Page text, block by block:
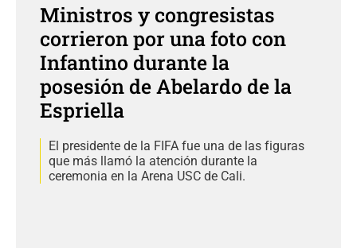
Ministros y congresistas
corrieron por una foto con
Infantino durante la
posesión de Abelardo de la
Espriella
El presidente de la FIFA fue una de las figuras
que más llamó la atención durante la
ceremonia en la Arena USC de Cali.